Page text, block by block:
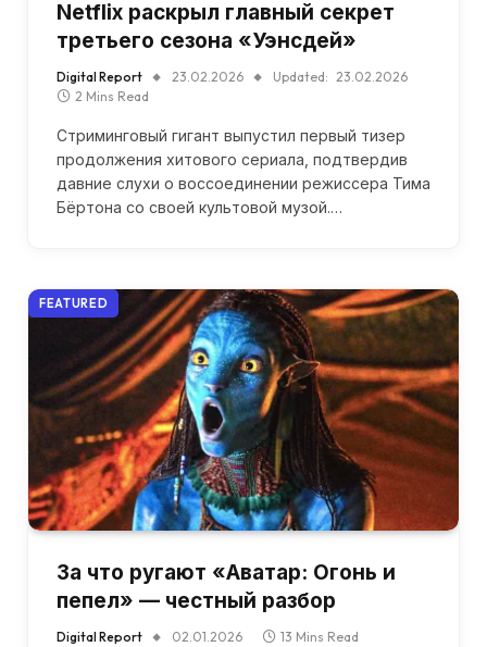
Netflix раскрыл главный секрет
третьего сезона «Уэнсдей»
Digital Report 23.02.2026 Updated: 23.02.2026
2 Mins Read
Стриминговый гигант выпустил первый тизер
продолжения хитового сериала, подтвердив
давние слухи о воссоединении режиссера Тима
Бёртона со своей культовой музой.…
FEATURED
За что ругают «Аватар: Огонь и
пепел» — честный разбор
Digital Report 02.01.2026 13 Mins Read